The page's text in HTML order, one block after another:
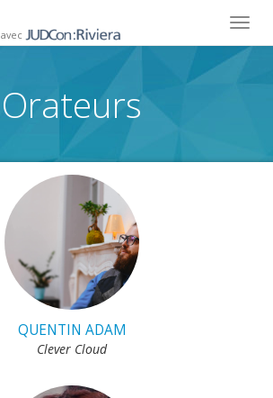
avec
Orateurs
QUENTIN ADAM
Clever Cloud